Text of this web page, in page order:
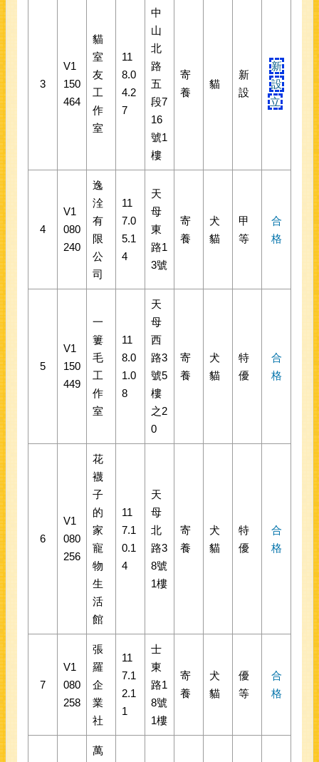
3
V1
150
464
貓
室
友
工
作
室
11
8.0
4.2
7
中
山
北
路
五
段7
16
號1
樓
寄
養
貓
新
設
新
設
立
4
V1
080
240
逸
洤
有
限
公
司
11
7.0
5.1
4
天
母
東
路1
3號
寄
養
犬
貓
甲
等
合
格
5
V1
150
449
一
簍
毛
工
作
室
11
8.0
1.0
8
天
母
西
路3
號5
樓
之2
0
寄
養
犬
貓
特
優
合
格
6
V1
080
256
花
襪
子
的
家
寵
物
生
活
館
11
7.1
0.1
4
天
母
北
路3
8號
1樓
寄
養
犬
貓
特
優
合
格
7
V1
080
258
張
羅
企
業
社
11
7.1
2.1
1
士
東
路1
8號
1樓
寄
養
犬
貓
優
等
合
格
萬